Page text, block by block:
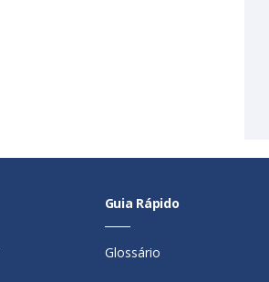
Guia Rápido
Glossário